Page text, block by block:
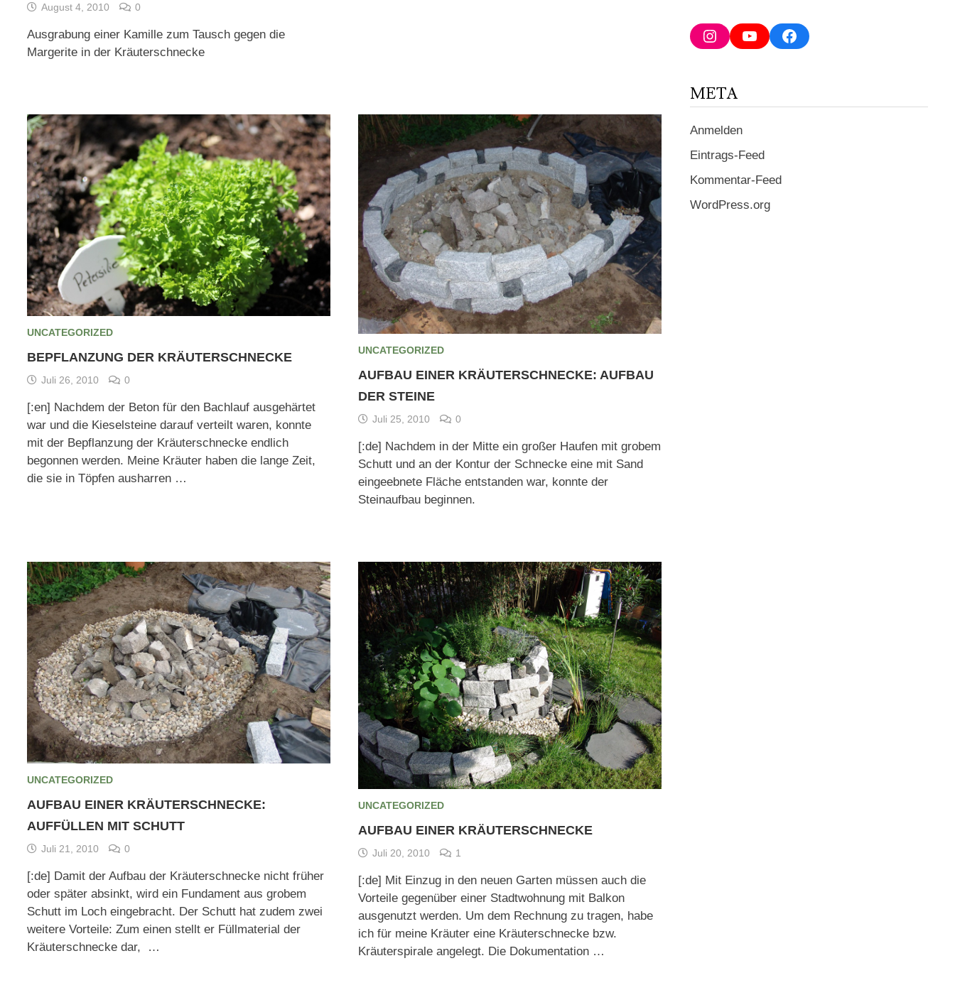
August 4, 2010 0
Ausgrabung einer Kamille zum Tausch gegen die
Margerite in der Kräuterschnecke
UNCATEGORIZED
BEPFLANZUNG DER KRÄUTERSCHNECKE
Juli 26, 2010 0
[:en] Nachdem der Beton für den Bachlauf ausgehärtet
war und die Kieselsteine darauf verteilt waren, konnte
mit der Bepflanzung der Kräuterschnecke endlich
begonnen werden. Meine Kräuter haben die lange Zeit,
die sie in Töpfen ausharren …
UNCATEGORIZED
AUFBAU EINER KRÄUTERSCHNECKE: AUFBAU
DER STEINE
Juli 25, 2010 0
[:de] Nachdem in der Mitte ein großer Haufen mit grobem
Schutt und an der Kontur der Schnecke eine mit Sand
eingeebnete Fläche entstanden war, konnte der
Steinaufbau beginnen.
UNCATEGORIZED
AUFBAU EINER KRÄUTERSCHNECKE:
AUFFÜLLEN MIT SCHUTT
Juli 21, 2010 0
[:de] Damit der Aufbau der Kräuterschnecke nicht früher
oder später absinkt, wird ein Fundament aus grobem
Schutt im Loch eingebracht. Der Schutt hat zudem zwei
weitere Vorteile: Zum einen stellt er Füllmaterial der
Kräuterschnecke dar, …
UNCATEGORIZED
AUFBAU EINER KRÄUTERSCHNECKE
Juli 20, 2010 1
[:de] Mit Einzug in den neuen Garten müssen auch die
Vorteile gegenüber einer Stadtwohnung mit Balkon
ausgenutzt werden. Um dem Rechnung zu tragen, habe
ich für meine Kräuter eine Kräuterschnecke bzw.
Kräuterspirale angelegt. Die Dokumentation …
Adresse
ein ...
InstagramYouTubeFacebook
META
Anmelden
Eintrags-Feed
Kommentar-Feed
WordPress.org